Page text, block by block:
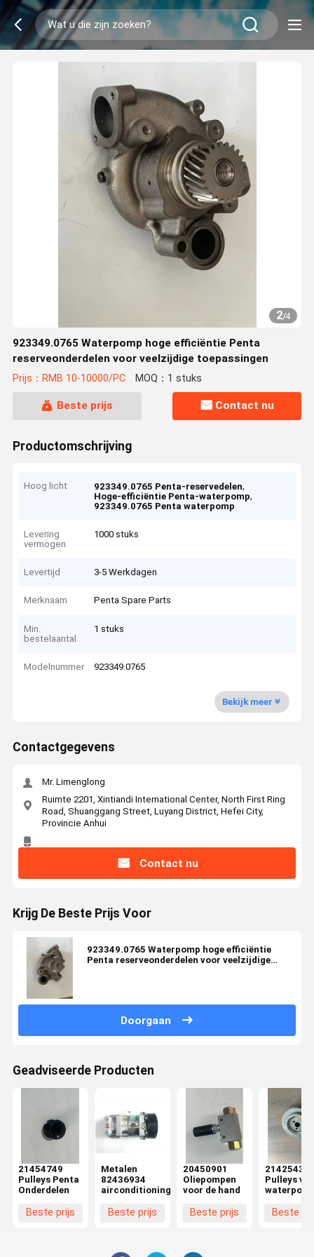
2/4
923349.0765 Waterpomp hoge efficiëntie Penta
reserveonderdelen voor veelzijdige toepassingen
Prijs：RMB 10-10000/PC MOQ：1 stuks
Beste prijs Contact nu
Productomschrijving
Hoog licht 923349.0765 Penta-reservedelen,
Hoge-efficiëntie Penta-waterpomp,
923349.0765 Penta waterpomp
Levering
vermogen
1000 stuks
Levertijd 3-5 Werkdagen
Merknaam Penta Spare Parts
Min.
bestelaantal
1 stuks
Modelnummer 923349.0765
Bekijk meer
Contactgegevens
Mr. Limenglong
Ruimte 2201, Xintiandi International Center, North First Ring
Road, Shuanggang Street, Luyang District, Hefei City,
Provincie Anhui
Contact nu
Krijg De Beste Prijs Voor
923349.0765 Waterpomp hoge efficiëntie
Penta reserveonderdelen voor veelzijdige
Doorgaan
Geadviseerde Producten
21454749
Pulleys Penta
Onderdelen
Beste prijs
Metalen
82436934
airconditioningcompressor
Beste prijs
20450901
Oliepompen
voor de hand
Beste prijs
21425431
Pulleys
Beste